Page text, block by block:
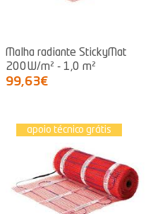
Malha radiante StickyMat
200W/m² - 1,0 m²
99,63€
apoio técnico grátis